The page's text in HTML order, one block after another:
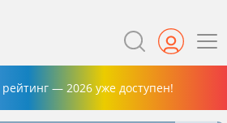
— 2026 уже доступен!